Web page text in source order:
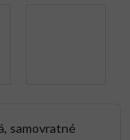
samovratné